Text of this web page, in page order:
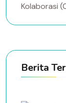
Kolaborasi
Berita